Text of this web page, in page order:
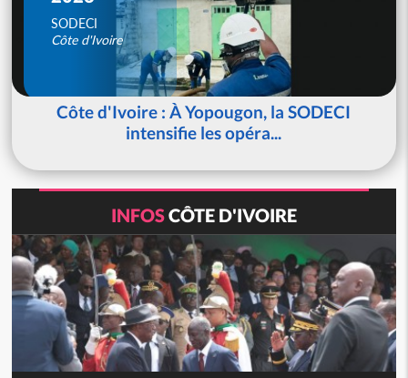
SODECI
Côte d'Ivoire
Côte d'Ivoire : À Yopougon, la SODECI
intensifie les opéra...
INFOSCÔTE D'IVOIRE